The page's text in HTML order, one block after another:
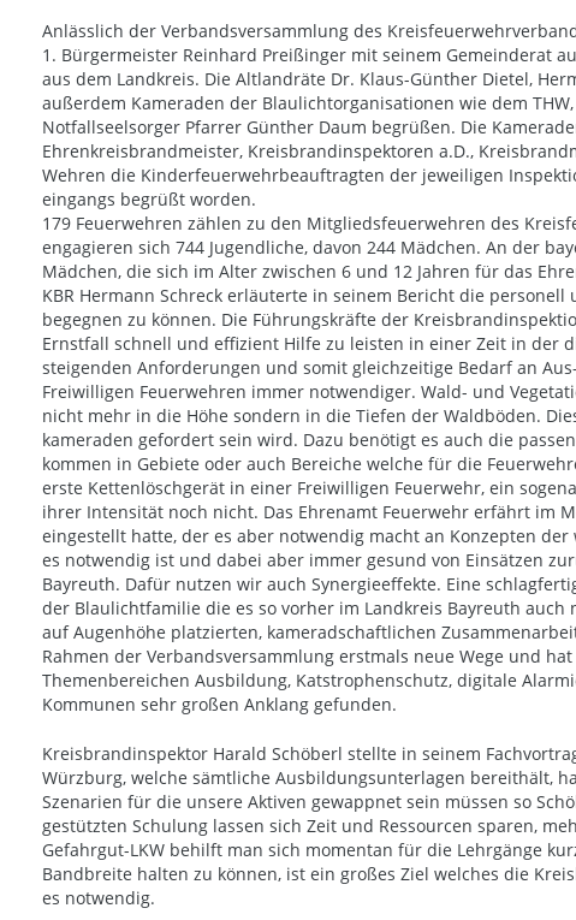
Anlässlich der Verbandsversammlung des
1. Bürgermeister Reinhard Preißinger mit seinem Gemeinderat
aus dem Landkreis. Die Altlandräte Dr. Klaus-Günther Dietel,
außerdem Kameraden der Blaulichtorganisationen wie dem
Notfallseelsorger Pfarrer Günther Daum begrüßen. Die
Ehrenkreisbrandmeister, Kreisbrandinspektoren a.D.,
Wehren die Kinderfeuerwehrbeauftragten der jeweiligen
eingangs begrüßt worden.
179 Feuerwehren zählen zu den Mitgliedsfeuerwehren des
engagieren sich 744 Jugendliche, davon 244 Mädchen. An der
Mädchen, die sich im Alter zwischen 6 und 12 Jahren für das
KBR Hermann Schreck erläuterte in seinem Bericht die
begegnen zu können. Die Führungskräfte der
Ernstfall schnell und effizient Hilfe zu leisten in einer Zeit in der
steigenden Anforderungen und somit gleichzeitige Bedarf an
Freiwilligen Feuerwehren immer notwendiger. Wald- und
nicht mehr in die Höhe sondern in die Tiefen der Waldböden.
kameraden gefordert sein wird. Dazu benötigt es auch die
kommen in Gebiete oder auch Bereiche welche für die
erste Kettenlöschgerät in einer Freiwilligen Feuerwehr, ein
ihrer Intensität noch nicht. Das Ehrenamt Feuerwehr erfährt im
eingestellt hatte, der es aber notwendig macht an Konzepten
es notwendig ist und dabei aber immer gesund von Einsätzen
Bayreuth. Dafür nutzen wir auch Synergieeffekte. Eine
der Blaulichtfamilie die es so vorher im Landkreis Bayreuth
auf Augenhöhe platzierten, kameradschaftlichen
Rahmen der Verbandsversammlung erstmals neue Wege und
Themenbereichen Ausbildung, Katstrophenschutz, digitale
Kommunen sehr großen Anklang gefunden.
Kreisbrandinspektor Harald Schöberl stellte in seinem
Würzburg, welche sämtliche Ausbildungsunterlagen bereithält,
Szenarien für die unsere Aktiven gewappnet sein müssen so
gestützten Schulung lassen sich Zeit und Ressourcen sparen,
Gefahrgut-LKW behilft man sich momentan für die Lehrgänge
Bandbreite halten zu können, ist ein großes Ziel welches die
es notwendig.